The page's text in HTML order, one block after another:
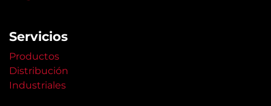
Servicios
Productos
Distribución
Industriales